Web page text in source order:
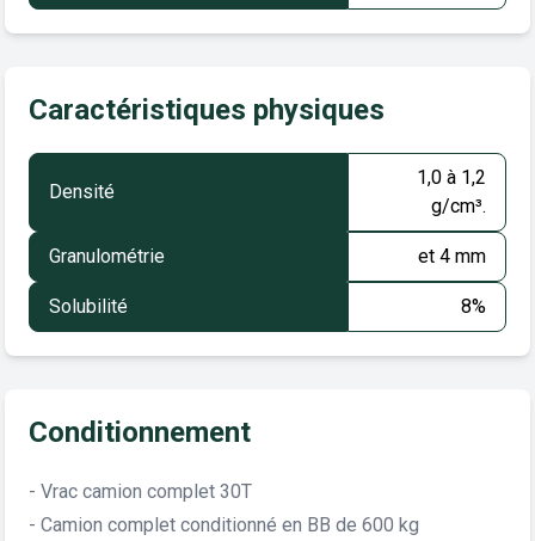
Caractéristiques physiques
Densité
1,0 à 1,2
g/cm³.
Granulométrie et 4 mm
Solubilité 8%
Conditionnement
- Vrac camion complet 30T
- Camion complet conditionné en BB de 600 kg